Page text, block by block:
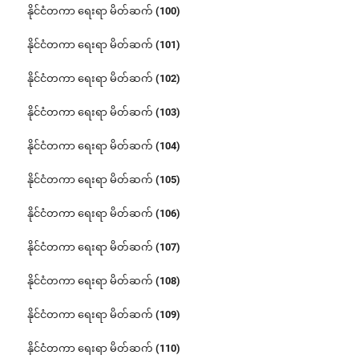
နိုင်ငံတကာ ရေးရာ မိတ်ဆက် (100)
နိုင်ငံတကာ ရေးရာ မိတ်ဆက် (101)
နိုင်ငံတကာ ရေးရာ မိတ်ဆက် (102)
နိုင်ငံတကာ ရေးရာ မိတ်ဆက် (103)
နိုင်ငံတကာ ရေးရာ မိတ်ဆက် (104)
နိုင်ငံတကာ ရေးရာ မိတ်ဆက် (105)
နိုင်ငံတကာ ရေးရာ မိတ်ဆက် (106)
နိုင်ငံတကာ ရေးရာ မိတ်ဆက် (107)
နိုင်ငံတကာ ရေးရာ မိတ်ဆက် (108)
နိုင်ငံတကာ ရေးရာ မိတ်ဆက် (109)
နိုင်ငံတကာ ရေးရာ မိတ်ဆက် (110)